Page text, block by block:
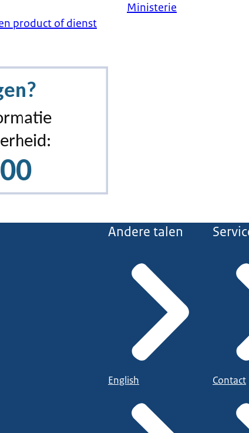
product of dienst
Ministerie
Andere talen
English Contact